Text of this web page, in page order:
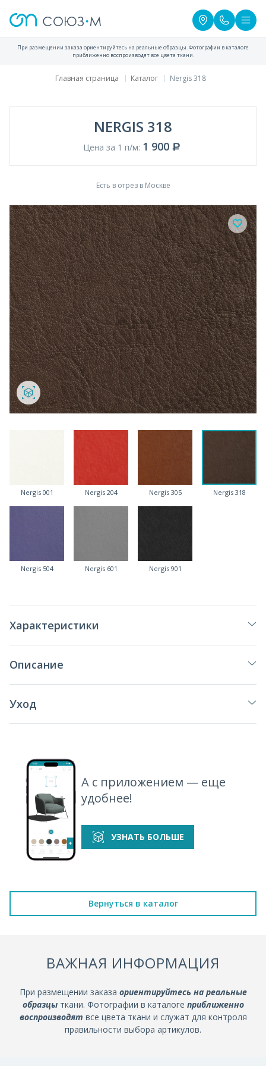
При размещении заказа ориентируйтесь на реальные образцы. Фотографии в каталоге
приближенно воспроизводят все цвета ткани.
Главная страница Каталог Nergis 318
NERGIS 318
Цена за 1 п/м: 1 900
Есть в отрез в Москве
Nergis 001 Nergis 204 Nergis 305 Nergis 318
Nergis 504 Nergis 601 Nergis 901
Характеристики
Описание
Уход
А с приложением — еще
удобнее!
УЗНАТЬ БОЛЬШЕ
Вернуться в каталог
ВАЖНАЯ ИНФОРМАЦИЯ
При размещении заказа ориентируйтесь на реальные
образцыткани. Фотографии в каталоге приближенно
воспроизводят все цвета ткани и служат для контроля
правильности выбора артикулов.